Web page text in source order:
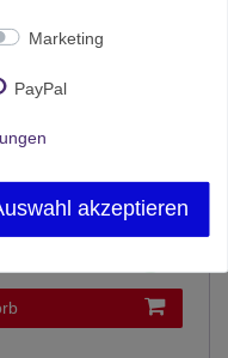
Marketing
PayPal
akzeptieren